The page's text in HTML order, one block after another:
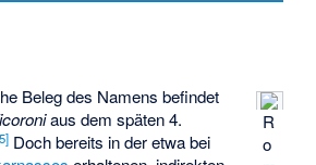
R
o
Beleg des Namens befindet
aus dem späten 4.
5] Doch bereits in der etwa bei